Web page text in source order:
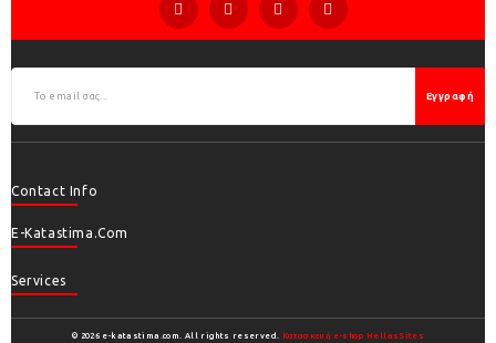
Εγγραφή
Contact Info
E-Katastima.com
Services
© 2026 e-katastima.com. All rights reserved. Κατασκευή e-shop HellasSites